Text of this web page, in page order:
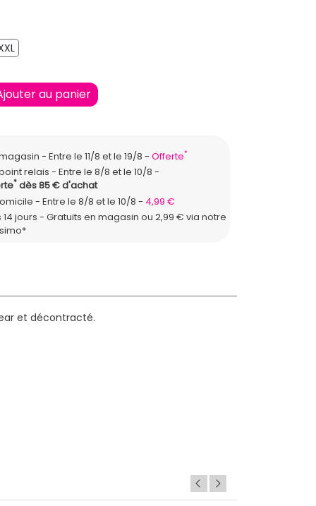
XXL
au panier
Entre le 11/8 et le 19/8 Offerte*
relais
Entre le 8/8 et le 10/8
*dès 85 € d'achat
Entre le 8/8 et le 10/8
4,99 €
14 jours - Gratuits en magasin ou 2,99 € via notre
et décontracté.